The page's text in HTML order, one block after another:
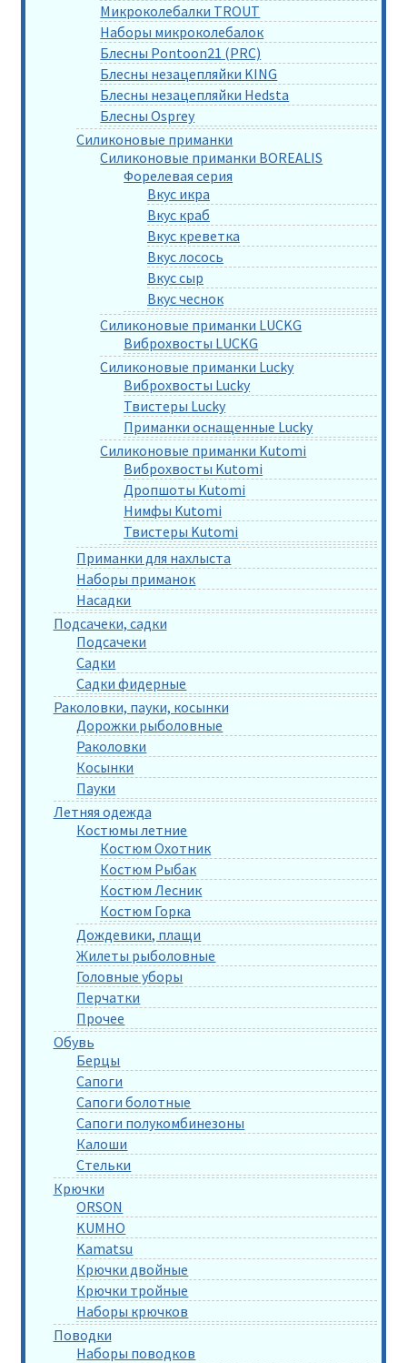
Микроколебалки TROUT
Наборы микроколебалок
Блесны Pontoon21 (PRC)
Блесны незацепляйки KING
Блесны незацепляйки Hedsta
Блесны Osprey
Силиконовые приманки
Силиконовые приманки BOREALIS
Форелевая серия
Вкус икра
Вкус краб
Вкус креветка
Вкус лосось
Вкус сыр
Вкус чеснок
Силиконовые приманки LUCKG
Виброхвосты LUCKG
Силиконовые приманки Lucky
Виброхвосты Lucky
Твистеры Lucky
Приманки оснащенные Lucky
Силиконовые приманки Kutomi
Виброхвосты Kutomi
Дропшоты Kutomi
Нимфы Kutomi
Твистеры Kutomi
Приманки для нахлыста
Наборы приманок
Насадки
Подсачеки, садки
Подсачеки
Садки
Садки фидерные
Раколовки, пауки, косынки
Дорожки рыболовные
Раколовки
Косынки
Пауки
Летняя одежда
Костюмы летние
Костюм Охотник
Костюм Рыбак
Костюм Лесник
Костюм Горка
Дождевики, плащи
Жилеты рыболовные
Головные уборы
Перчатки
Прочее
Обувь
Берцы
Сапоги
Сапоги болотные
Сапоги полукомбинезоны
Калоши
Стельки
Крючки
ORSON
KUMHO
Kamatsu
Крючки двойные
Крючки тройные
Наборы крючков
Поводки
Наборы поводков